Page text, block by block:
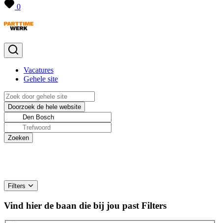
0
Vacatures
Gehele site
Filters
Vind hier de baan die bij jou past Filters